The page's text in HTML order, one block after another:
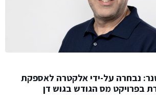
נבחרה על-ידי אלקטרה לאספקת
בפרויקט מס הגודש בגוש דן